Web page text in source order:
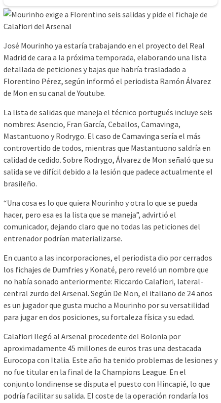
José Mourinho ya estaría trabajando en el proyecto del Real
Madrid de cara a la próxima temporada, elaborando una lista
detallada de peticiones y bajas que habría trasladado a
Florentino Pérez, según informó el periodista Ramón Álvarez
de Mon en su canal de Youtube.
La lista de salidas que maneja el técnico portugués incluye seis
nombres: Asencio, Fran García, Ceballos, Camavinga,
Mastantuono y Rodrygo. El caso de Camavinga sería el más
controvertido de todos, mientras que Mastantuono saldría en
calidad de cedido. Sobre Rodrygo, Álvarez de Mon señaló que su
salida se ve difícil debido a la lesión que padece actualmente el
brasileño.
“Una cosa es lo que quiera Mourinho y otra lo que se pueda
hacer, pero esa es la lista que se maneja”, advirtió el
comunicador, dejando claro que no todas las peticiones del
entrenador podrían materializarse.
En cuanto a las incorporaciones, el periodista dio por cerrados
los fichajes de Dumfries y Konaté, pero reveló un nombre que
no había sonado anteriormente: Riccardo Calafiori, lateral-
central zurdo del Arsenal. Según De Mon, el italiano de 24 años
es un jugador que gusta mucho a Mourinho por su versatilidad
para jugar en dos posiciones, su fortaleza física y su edad.
Calafiori llegó al Arsenal procedente del Bolonia por
aproximadamente 45 millones de euros tras una destacada
Eurocopa con Italia. Este año ha tenido problemas de lesiones y
no fue titular en la final de la Champions League. En el
conjunto londinense se disputa el puesto con Hincapié, lo que
podría facilitar su salida. El coste de la operación rondaría los